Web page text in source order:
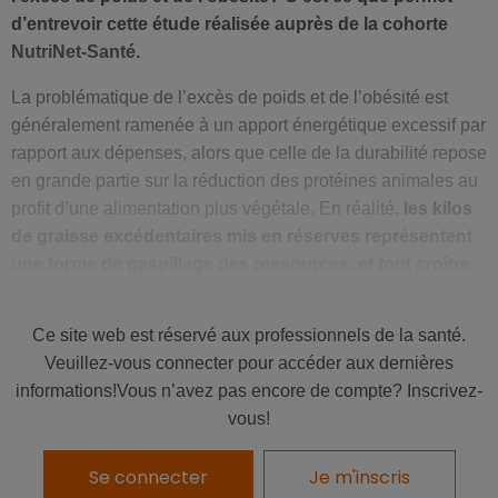
d’entrevoir cette étude réalisée auprès de la cohorte
NutriNet-Santé.
La problématique de l’excès de poids et de l’obésité est
généralement ramenée à un apport énergétique excessif par
rapport aux dépenses, alors que celle de la durabilité repose
en grande partie sur la réduction des protéines animales au
profit d’une alimentation plus végétale. En réalité, les kilos
À l’inverse, l’adoption d’une alimentation plus conciliante
pour l’environnement pourrait aussi constituer une aide pour
lutter contre le développement de l’excès de poids et de
, selon cette nouvelle étude parue dans le
American Journal of Clinical Nutrition.
Ce site web est réservé aux professionnels de la santé.
Veuillez-vous connecter pour accéder aux dernières
informations!Vous n’avez pas encore de compte? Inscrivez-
vous!
Se connecter Je m'inscris